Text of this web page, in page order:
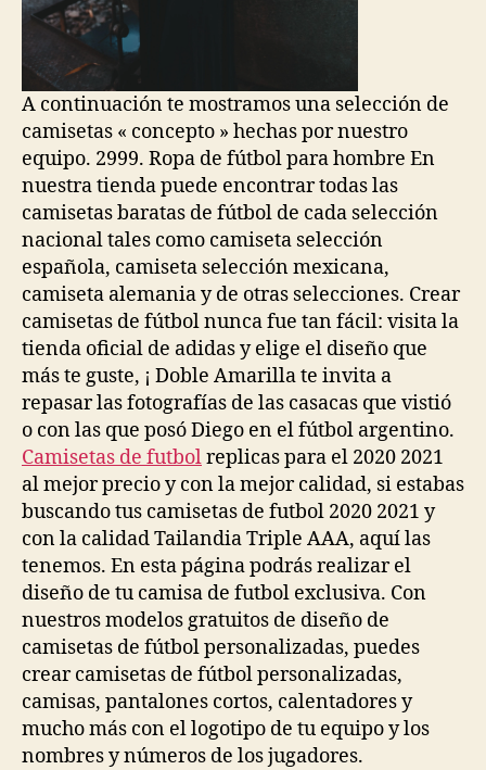
A continuación te mostramos una selección de
camisetas « concepto » hechas por nuestro
equipo. 2999. Ropa de fútbol para hombre En
nuestra tienda puede encontrar todas las
camisetas baratas de fútbol de cada selección
nacional tales como camiseta selección
española, camiseta selección mexicana,
camiseta alemania y de otras selecciones. Crear
camisetas de fútbol nunca fue tan fácil: visita la
tienda oficial de adidas y elige el diseño que
más te guste, ¡ Doble Amarilla te invita a
repasar las fotografías de las casacas que vistió
o con las que posó Diego en el fútbol argentino.
Camisetas de futbolreplicas para el 2020 2021
al mejor precio y con la mejor calidad, si estabas
buscando tus camisetas de futbol 2020 2021 y
con la calidad Tailandia Triple AAA, aquí las
tenemos. En esta página podrás realizar el
diseño de tu camisa de futbol exclusiva. Con
nuestros modelos gratuitos de diseño de
camisetas de fútbol personalizadas, puedes
crear camisetas de fútbol personalizadas,
camisas, pantalones cortos, calentadores y
mucho más con el logotipo de tu equipo y los
nombres y números de los jugadores.